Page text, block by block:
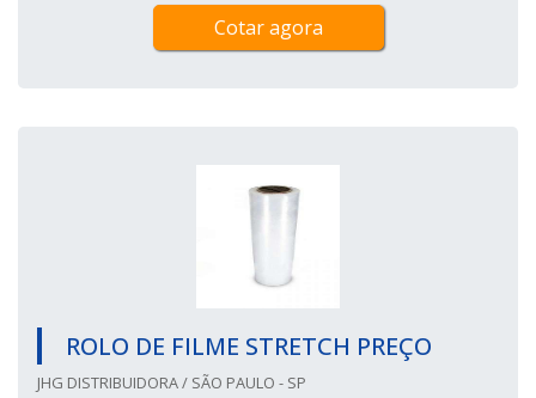
Cotar agora
ROLO DE FILME STRETCH PREÇO
JHG DISTRIBUIDORA / SÃO PAULO - SP